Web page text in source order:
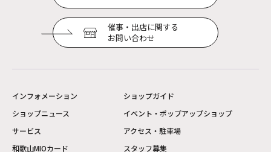
催事・出店に関する
お問い合わせ
インフォメーション
ショップガイド
ショップニュース
イベント・ポップアップショップ
サービス
アクセス・駐車場
和歌山MIOカード
スタッフ募集